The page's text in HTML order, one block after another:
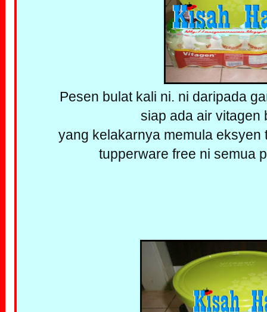
Pesen bulat kali ni. ni daripada
siap ada air vitagen
yang kelakarnya memula eksyen
tupperware free ni semua